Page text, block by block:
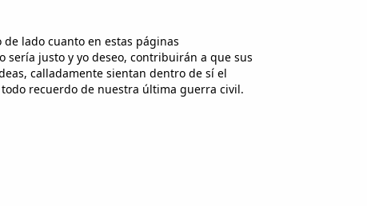
de lado cuanto en estas páginas
sería justo y yo deseo, contribuirán a que sus
calladamente sientan dentro de sí el
recuerdo de nuestra última guerra civil.